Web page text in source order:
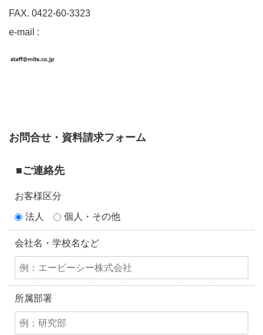
FAX. 0422-60-3323
e-mail :
お問合せ・資料請求フォーム
■ご連絡先
お客様区分
法人 個人・その他
会社名・学校名など
所属部署